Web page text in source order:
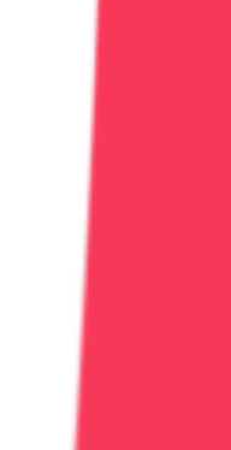
(90%):
первом эпизоде
продолжении
и реабилитации
горячки
длительном запое